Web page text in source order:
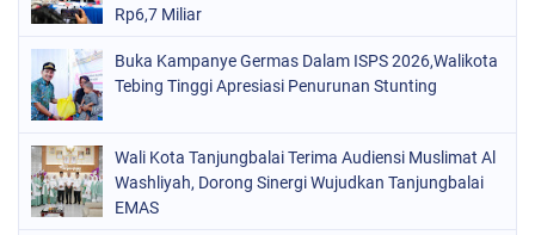
Rp6,7 Miliar
Buka Kampanye Germas Dalam ISPS 2026,Walikota
Tebing Tinggi Apresiasi Penurunan Stunting
Wali Kota Tanjungbalai Terima Audiensi Muslimat Al
Washliyah, Dorong Sinergi Wujudkan Tanjungbalai
EMAS